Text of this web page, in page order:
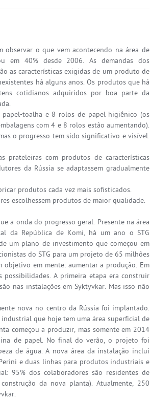
o que vem acontecendo na área de
em 40% desde 2006. As demandas dos
as características exigidas de um produto de
há alguns anos. Os produtos que há
cotidianos adquiridos por boa parte da
toalha e 8 rolos de papel higiênico (os
com 4 e 8 rolos estão aumentando).
o progresso tem sido significativo e visível.
prateleiras com produtos de características
da Rússia se adaptassem gradualmente
produtos cada vez mais sofisticados.
escolhessem produtos de maior qualidade.
a onda do progresso geral. Presente na área
da República de Komi, há um ano o STG
um plano de investimento que começou em
do STG para um projeto de 65 milhões
em mente: aumentar a produção. Em
A primeira etapa era construir
nas instalações em Syktyvkar. Mas isso não
nova no centro da Rússia foi implantado.
que hoje tem uma área superficial de
começou a produzir, mas somente em 2014
de papel. No final do verão, o projeto foi
de água. A nova área da instalação inclui
e duas linhas para produtos industriais e
95% dos colaboradores são residentes de
da nova planta). Atualmente, 250